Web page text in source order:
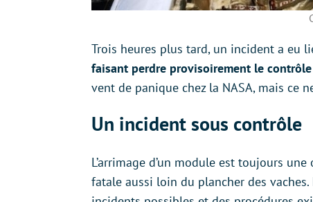
Trois heures plus tard, un incident a eu
faisant perdre provisoirement le
vent de panique chez la NASA, mais ce
Un incident sous contrôle
L’arrimage d’un module est toujours
fatale aussi loin du plancher des